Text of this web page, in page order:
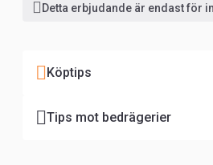
Detta erbjudande är endast för
Köptips
Tips mot bedrägerier